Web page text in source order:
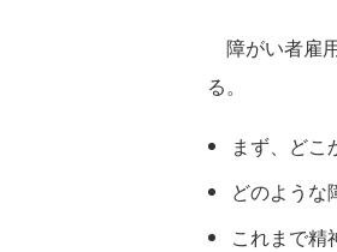
障がい者雇
る。
まず、どこ
どのような
これまで精